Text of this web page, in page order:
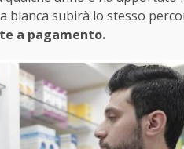
bianca subirà lo stesso
a pagamento.